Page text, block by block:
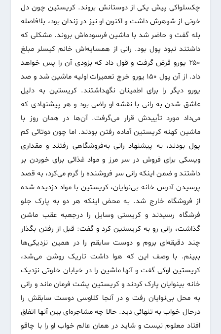
چکسلواکی پیش یکی از دوستانش بروند. کریستین چون دل
خونی از شوهرش داشت و اکنون او نیز در زندان بود، بلافاصله
بله گفت و حاضر شد با ماشین فرسوده‌اش بروند. مشکلی که
داشتند نبود پول بود. رانی از همسایه‌اش خانم کیسلر مبلغ
۲۵۰ یورو قرض گرفت و قول داد که بزودی آن را پس خواهد
داد. از آن پول ۱۵۰ یورو خرج تعمیرات اولیه ماشین شد و صد
یورو دیگر را برای اطمینان نگهداشتند. کریستین به دلیل
عاشق شدن به رانی با نقشه او راضی بود و هر پیشنهادی که
می‌داد مورد تأییدش قرار می‌گرفت. آن‌ها در همان روز با
ماشین کهنه کریستین آماده رفتن بودند. اما چون دوتائی کم
پول بودند، به پیشنهاد رانی به‌فروشگاهی رفتند و مقداری
ویسکی برای فروش در سر مرز و مواد غذائی برای خوردن بر
داشتند و ضمن اینکه رانی سر فروشنده را گرم می‌کرد، به قصد
پرسیدن آدرس خانه بی‌نوایان، کریستین با مواد دزدیده شده
از فروشگاه خارج شد. به محض اینکه هر دو به پارک جلو
فرشگاه رسیدند و کریستی وسایل را درجعبه عقب ماشن
گذاشت، رانی رو به کریستین کرد و گفت: قبل از رفتن بگذار
چند دقیقه‌ای بروم و دوست سابقم را در همین نزدیکی‌ها
ببینم. با وصف این که هوا داشت تاریک روشن می‌شد،
کریستین اوکی گفت و آنها ماشین را در خیابان خلوتی نزدیک
خانه بینوایان پارک کردند و کریستین پشت فرمان ماند و رانی
به محل بی‌نوایان رفت و در آنجا کلاوسی دوست سابقش را
درحال خواب به تنهائی دید. حالا چه مشاجره‌ای بین آنها اتفاق
افتاد معلوم نیست و شاید در همان عالم خواب او را با چاقو